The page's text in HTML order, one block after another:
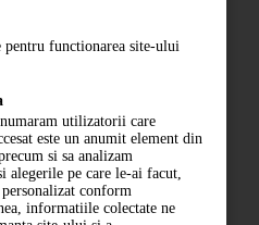
si conditii
pentru functionarea site-ului
utilizatorii care
este un anumit element din
si sa analizam
alegerile pe care le-ai facut,
conform
informatiile colectate ne